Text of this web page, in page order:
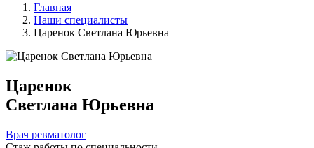
Главная
Наши специалисты
Царенок Светлана Юрьевна
Царенок
Светлана Юрьевна
Врач ревматолог